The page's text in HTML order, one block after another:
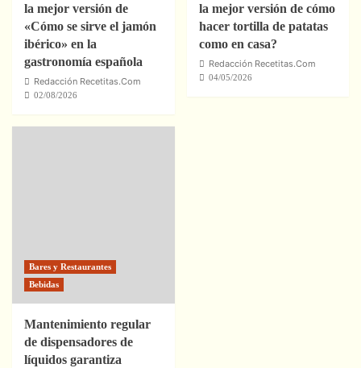
la mejor versión de
«Cómo se sirve el jamón
ibérico» en la
gastronomía española
Redacción Recetitas.Com
02/08/2026
la mejor versión de cómo
hacer tortilla de patatas
como en casa?
Redacción Recetitas.Com
04/05/2026
Bares y Restaurantes
Bebidas
Mantenimiento regular
de dispensadores de
líquidos garantiza